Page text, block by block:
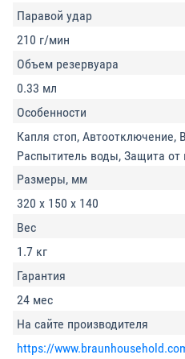
Паравой удар
210 г/мин
Объем резервуара
0.33 мл
Особенности
Капля стоп, Автоотключение,
Распытитель воды, Защита от
Размеры, мм
320 х 150 х 140
Вес
1.7 кг
Гарантия
24 мес
На сайте производителя
https://